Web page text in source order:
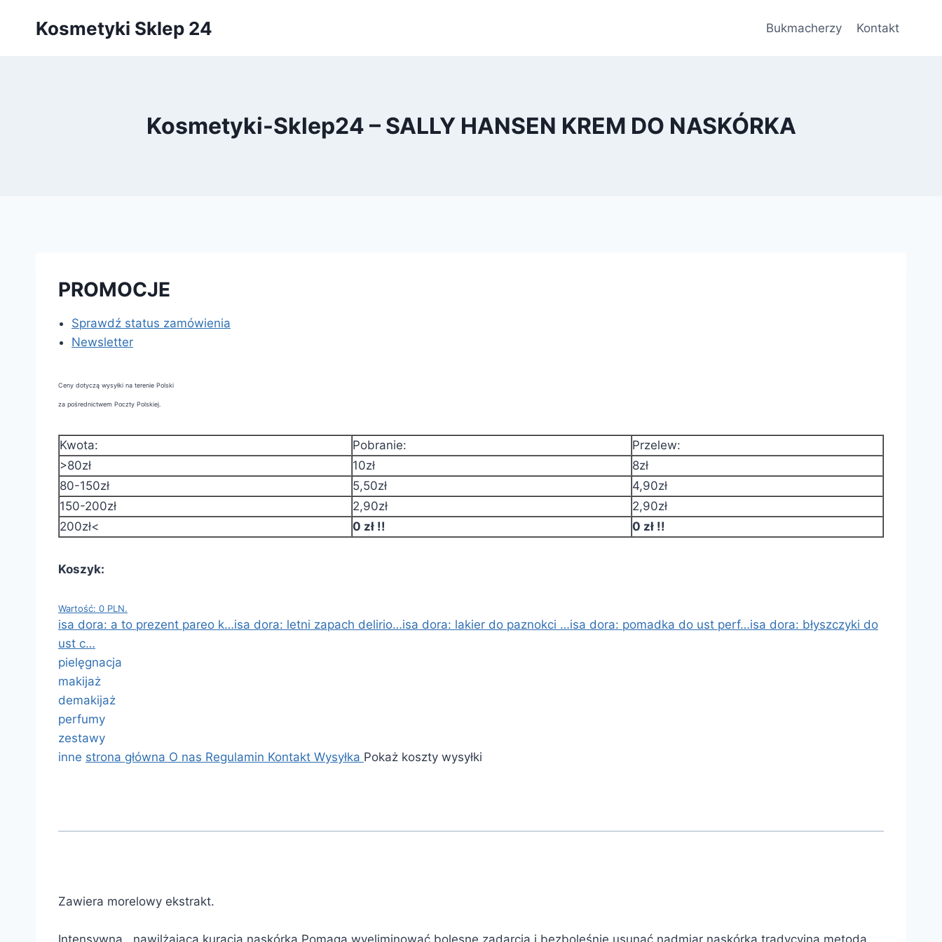
Kosmetyki Sklep 24 Bukmacherzy Kontakt
Kosmetyki-Sklep24 – SALLY HANSEN KREM DO NASKÓRKA
PROMOCJE
Sprawdź status zamówienia
Newsletter
Ceny dotyczą wysyłki na terenie Polski
za pośrednictwem Poczty Polskiej.
Kwota: Pobranie:
Przelew:
>80zł
10zł
8zł
80-150zł
5,50zł
4,90zł
150-200zł
2,90zł
2,90zł
200zł<
0 zł !! 0 zł !!
Koszyk:
Wartość: 0 PLN.
isa dora: a to prezent pareo k…isa dora: letni zapach delirio…isa dora: lakier do paznokci …isa dora: pomadka do ust perf…isa dora: błyszczyki do
ust c…
pielęgnacja
makijaż
demakijaż
perfumy
zestawy
inne strona główna O nas Regulamin Kontakt Wysyłka Pokaż koszty wysyłki
Zawiera morelowy ekstrakt.
Intensywna , nawilżająca kuracja naskórka.Pomaga wyeliminować bolesne zadarcia i bezboleśnie usunąć nadmiar naskórka tradycyjną metodą.